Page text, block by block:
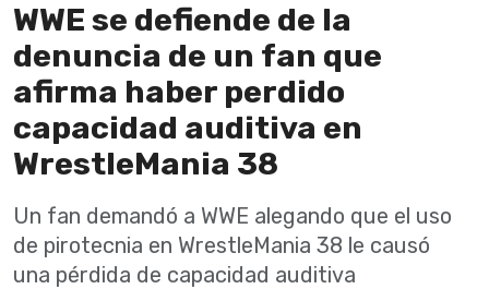
WWE se defiende de la
denuncia de un fan que
afirma haber perdido
capacidad auditiva en
WrestleMania 38
Un fan demandó a WWE alegando que el uso
de pirotecnia en WrestleMania 38 le causó
una pérdida de capacidad auditiva